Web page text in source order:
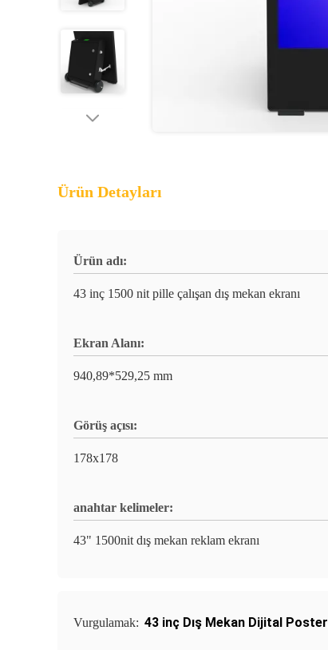
Ürün Detayları
Ürün adı:
43 inç 1500 nit pille çalışan dış mekan ekranı
Ekran Alanı:
940,89*529,25 mm
Görüş açısı:
178x178
anahtar kelimeler:
43" 1500nit dış mekan reklam ekranı
Vurgulamak: 43 inç Dış Mekan Dijital Poster